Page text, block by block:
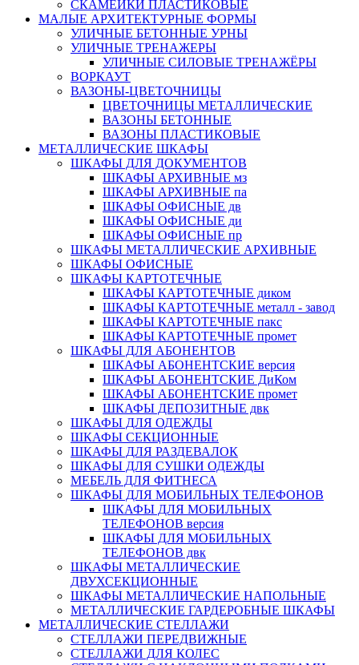
СКАМЕЙКИ ПЛАСТИКОВЫЕ
МАЛЫЕ АРХИТЕКТУРНЫЕ ФОРМЫ
УЛИЧНЫЕ БЕТОННЫЕ УРНЫ
УЛИЧНЫЕ ТРЕНАЖЕРЫ
УЛИЧНЫЕ СИЛОВЫЕ ТРЕНАЖЁРЫ
ВОРКАУТ
ВАЗОНЫ-ЦВЕТОЧНИЦЫ
ЦВЕТОЧНИЦЫ МЕТАЛЛИЧЕСКИЕ
ВАЗОНЫ БЕТОННЫЕ
ВАЗОНЫ ПЛАСТИКОВЫЕ
МЕТАЛЛИЧЕСКИЕ ШКАФЫ
ШКАФЫ ДЛЯ ДОКУМЕНТОВ
ШКАФЫ АРХИВНЫЕ мз
ШКАФЫ АРХИВНЫЕ па
ШКАФЫ ОФИСНЫЕ дв
ШКАФЫ ОФИСНЫЕ ди
ШКАФЫ ОФИСНЫЕ пр
ШКАФЫ МЕТАЛЛИЧЕСКИЕ АРХИВНЫЕ
ШКАФЫ ОФИСНЫЕ
ШКАФЫ КАРТОТЕЧНЫЕ
ШКАФЫ КАРТОТЕЧНЫЕ диком
ШКАФЫ КАРТОТЕЧНЫЕ металл - завод
ШКАФЫ КАРТОТЕЧНЫЕ пакс
ШКАФЫ КАРТОТЕЧНЫЕ промет
ШКАФЫ ДЛЯ АБОНЕНТОВ
ШКАФЫ АБОНЕНТСКИЕ версия
ШКАФЫ АБОНЕНТСКИЕ ДиКом
ШКАФЫ АБОНЕНТСКИЕ промет
ШКАФЫ ДЕПОЗИТНЫЕ двк
ШКАФЫ ДЛЯ ОДЕЖДЫ
ШКАФЫ СЕКЦИОННЫЕ
ШКАФЫ ДЛЯ РАЗДЕВАЛОК
ШКАФЫ ДЛЯ СУШКИ ОДЕЖДЫ
МЕБЕЛЬ ДЛЯ ФИТНЕСА
ШКАФЫ ДЛЯ МОБИЛЬНЫХ ТЕЛЕФОНОВ
ШКАФЫ ДЛЯ МОБИЛЬНЫХ
ТЕЛЕФОНОВ версия
ШКАФЫ ДЛЯ МОБИЛЬНЫХ
ТЕЛЕФОНОВ двк
ШКАФЫ МЕТАЛЛИЧЕСКИЕ
ДВУХСЕКЦИОННЫЕ
ШКАФЫ МЕТАЛЛИЧЕСКИЕ НАПОЛЬНЫЕ
МЕТАЛЛИЧЕСКИЕ ГАРДЕРОБНЫЕ ШКАФЫ
МЕТАЛЛИЧЕСКИЕ СТЕЛЛАЖИ
СТЕЛЛАЖИ ПЕРЕДВИЖНЫЕ
СТЕЛЛАЖИ ДЛЯ КОЛЕС